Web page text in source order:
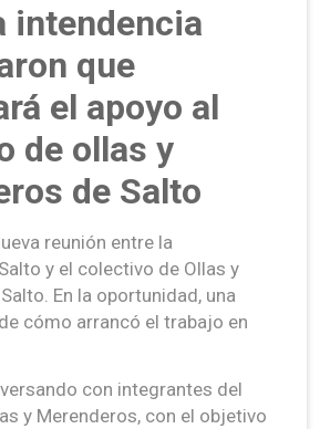
intendencia
que
el apoyo al
de ollas y
de Salto
reunión entre la
y el colectivo de Ollas y
En la oportunidad, una
cómo arrancó el trabajo en
con integrantes del
y Merenderos, con el objetivo